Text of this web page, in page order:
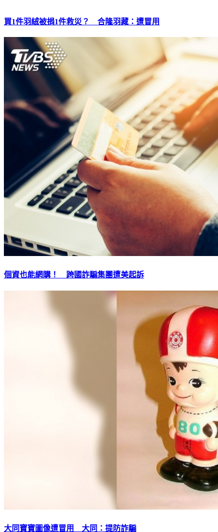
買1件羽絨被捐1件救災？ 合隆羽藏：遭冒用
個資也能網購！ 跨國詐騙集團遭美起訴
大同寶寶圖像遭冒用 大同：提防詐騙